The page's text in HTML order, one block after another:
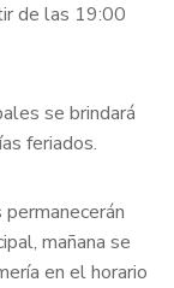
de las 19:00
se brindará
feriados.
mañana se
en el horario